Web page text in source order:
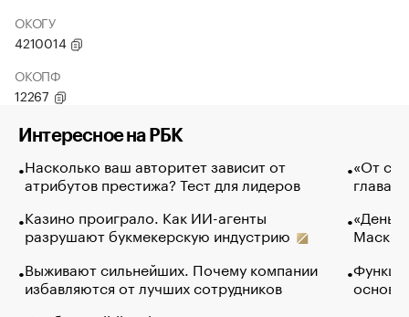
ОКОГУ
4210014
ОКОПФ
12267
Интересное на РБК
Насколько ваш авторитет зависит от
атрибутов престижа? Тест для лидеров
Казино проиграло. Как ИИ-агенты
разрушают букмекерскую индустрию
Выживают сильнейших. Почему компании
избавляются от лучших сотрудников
«От
глава
Маск в
основ